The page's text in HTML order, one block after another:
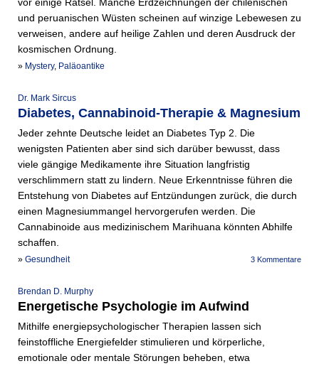
und peruanischen Wüsten scheinen auf winzige Lebewesen zu
verweisen, andere auf heilige Zahlen und deren Ausdruck der
kosmischen Ordnung.
» Mystery, Paläoantike
Dr. Mark Sircus
Diabetes, Cannabinoid-Therapie & Magnesium
Jeder zehnte Deutsche leidet an Diabetes Typ 2. Die
wenigsten Patienten aber sind sich darüber bewusst, dass
viele gängige Medikamente ihre Situation langfristig
verschlimmern statt zu lindern. Neue Erkenntnisse führen die
Entstehung von Diabetes auf Entzündungen zurück, die durch
einen Magnesiummangel hervorgerufen werden. Die
Cannabinoide aus medizinischem Marihuana könnten Abhilfe
schaffen.
3 Kommentare
» Gesundheit
Brendan D. Murphy
Energetische Psychologie im Aufwind
Mithilfe energiepsychologischer Therapien lassen sich
feinstoffliche Energiefelder stimulieren und körperliche,
emotionale oder mentale Störungen beheben, etwa